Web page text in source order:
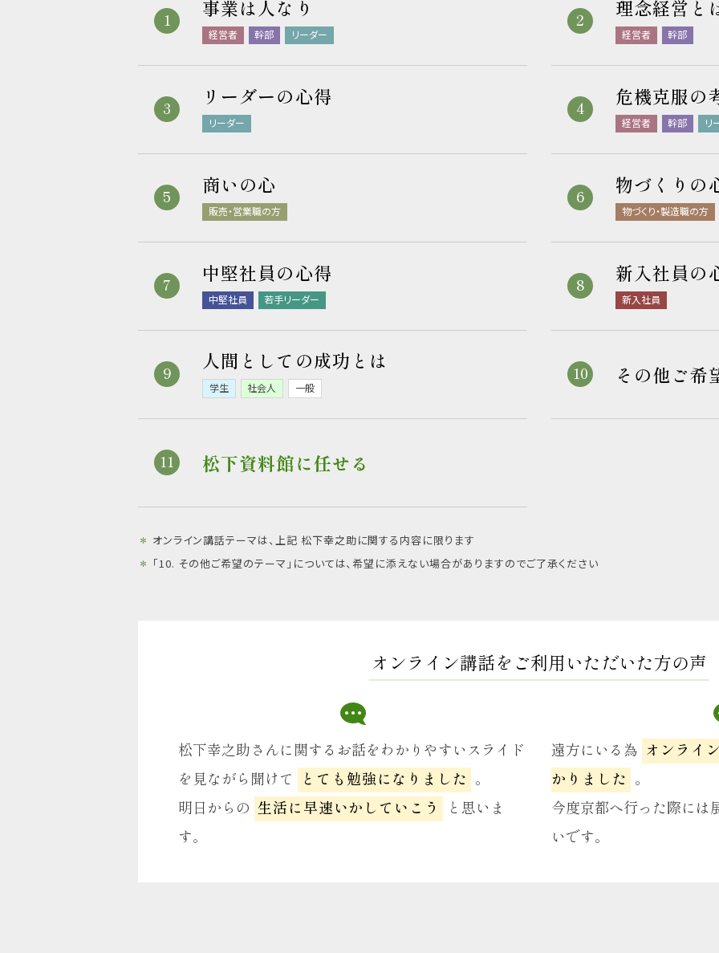
事業は人なり
経営者 幹部 リーダー
理念経営と
経営者 幹部
リーダーの心得
リーダー
危機克服の
経営者 幹部 リ
商いの心
販売・営業職の方
物づくりの
物づくり・製造職の方
中堅社員の心得
中堅社員 若手リーダー
新入社員の
新入社員
人間としての成功とは
学生 社会人 一般
その他ご希
松下資料館に任せる
＊ オンライン講話テーマは、上記 松下幸之助に関する内容に限ります
＊ 「10. その他ご希望のテーマ」については、希望に添えない場合がありますのでご了承ください
オンライン講話を ご利用いただいた方の声
松下幸之助さんに関するお話をわかりやすいスライド
を見ながら聞けて
とても勉強になりました 。
明日からの 生活に早速いかしていこう
と思いま
す。
遠方にいる為 オンライ
かりました 。
今度京都へ行った際には
いです。